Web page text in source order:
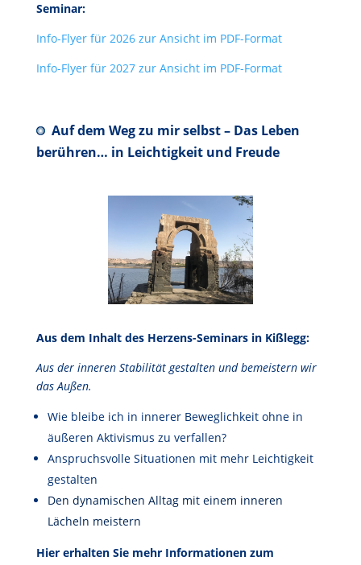
Seminar:
Info-Flyer für 2026 zur Ansicht im PDF-Format
Info-Flyer für 2027 zur Ansicht im PDF-Format
Auf dem Weg zu mir selbst – Das Leben
berühren… in Leichtigkeit und Freude
Aus dem Inhalt des Herzens-Seminars in Kißlegg:
Aus der inneren Stabilität gestalten und bemeistern wir
das Außen.
Wie bleibe ich in innerer Beweglichkeit ohne in
äußeren Aktivismus zu verfallen?
Anspruchsvolle Situationen mit mehr Leichtigkeit
gestalten
Den dynamischen Alltag mit einem inneren
Lächeln meistern
Hier erhalten Sie mehr Informationen zum